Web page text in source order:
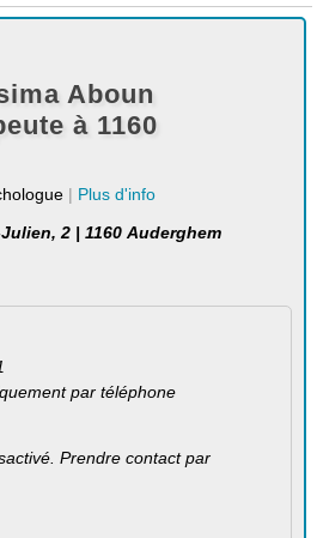
Aboun
à 1160
| Plus d'info
2 | 1160 Auderghem
par téléphone
Prendre contact par